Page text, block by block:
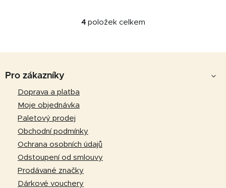
O
4položek celkem
Pro zákazníky
Doprava a platba
Moje objednávka
Paletový prodej
Obchodní podmínky
Ochrana osobních údajů
Odstoupení od smlouvy
Prodávané značky
Dárkové vouchery